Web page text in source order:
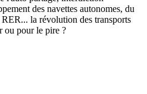
des navettes autonomes, du
la révolution des transports
ou pour le pire ?